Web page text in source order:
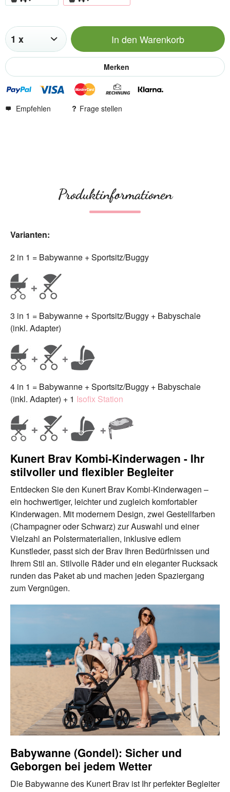
In den Warenkorb
Merken
Empfehlen Frage stellen
Produktinformationen
Varianten:
2 in 1 = Babywanne + Sportsitz/Buggy
3 in 1 = Babywanne + Sportsitz/Buggy + Babyschale
(inkl. Adapter)
4 in 1 = Babywanne + Sportsitz/Buggy + Babyschale
(inkl. Adapter) + 1 Isofix Station
Kunert Brav Kombi-Kinderwagen - Ihr
stilvoller und flexibler Begleiter
Entdecken Sie den Kunert Brav Kombi-Kinderwagen –
ein hochwertiger, leichter und zugleich komfortabler
Kinderwagen. Mit modernem Design, zwei Gestellfarben
(Champagner oder Schwarz) zur Auswahl und einer
Vielzahl an Polstermaterialien, inklusive edlem
Kunstleder, passt sich der Brav Ihren Bedürfnissen und
Ihrem Stil an. Stilvolle Räder und ein eleganter Rucksack
runden das Paket ab und machen jeden Spaziergang
zum Vergnügen.
Babywanne (Gondel): Sicher und
Geborgen bei jedem Wetter
Die Babywanne des Kunert Brav ist Ihr perfekter Begleiter